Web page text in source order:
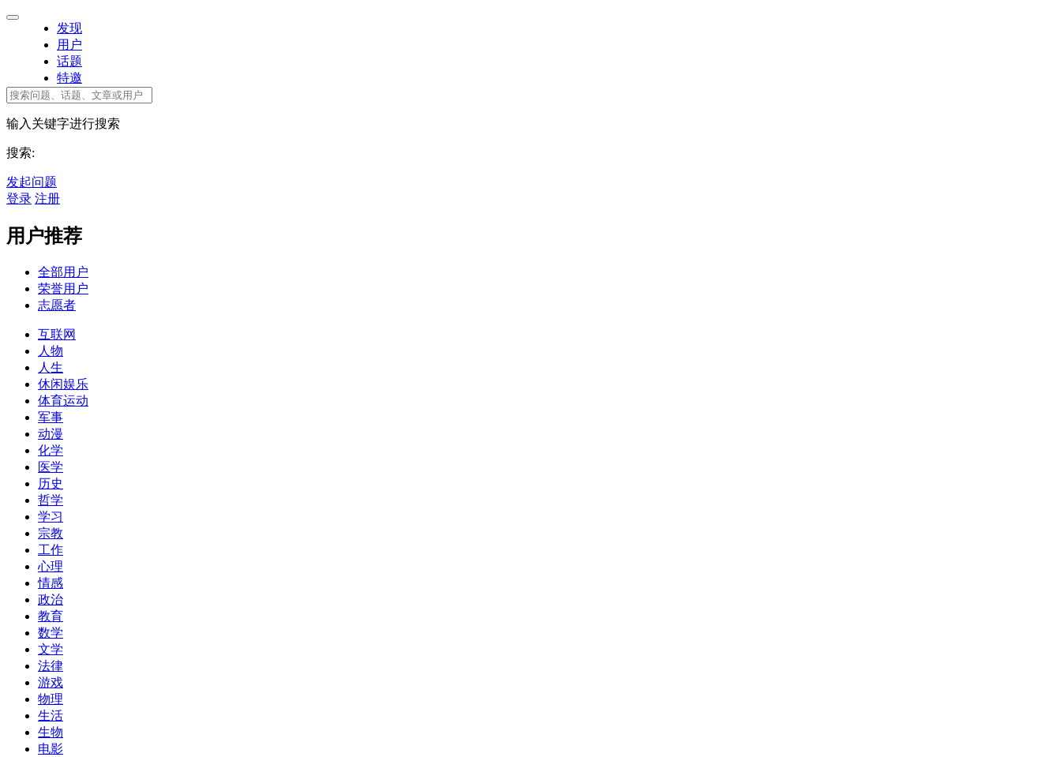
发现
用户
话题
特邀
输入关键字进行搜索
搜索:
发起问题
登录 注册
用户推荐
全部用户
荣誉用户
志愿者
互联网
人物
人生
休闲娱乐
体育运动
军事
动漫
化学
医学
历史
哲学
学习
宗教
工作
心理
情感
政治
教育
数学
文学
法律
游戏
物理
生活
生物
电影